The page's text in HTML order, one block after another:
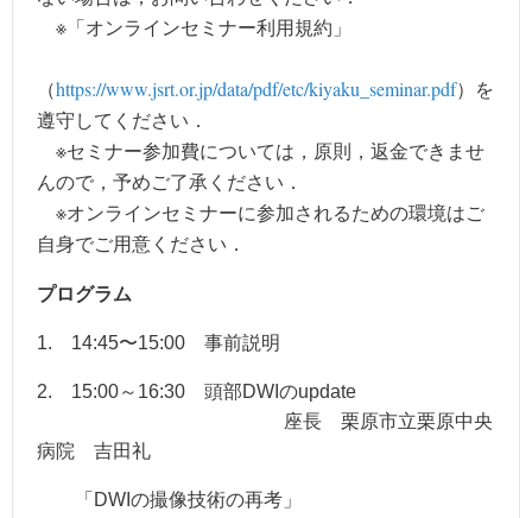
※「オンラインセミナー利用規約」
（https://www.jsrt.or.jp/data/pdf/etc/kiyaku_seminar.pdf）を
遵守してください．
※セミナー参加費については，原則，返金できませ
んので，予めご了承ください．
※オンラインセミナーに参加されるための環境はご
自身でご用意ください．
プログラム
1. 14:45〜15:00 事前説明
2. 15:00～16:30 頭部DWIのupdate
座長 栗原市立栗原中央
病院 吉田礼
「DWIの撮像技術の再考」